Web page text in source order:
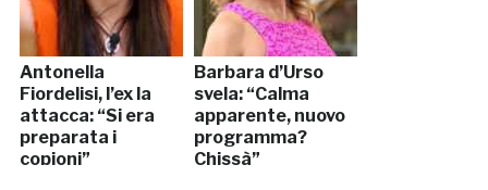
Antonella
Fiordelisi, l’ex la
attacca: “Si era
preparata i
copioni”
Barbara d’Urso
svela: “Calma
apparente, nuovo
programma?
Chissà”